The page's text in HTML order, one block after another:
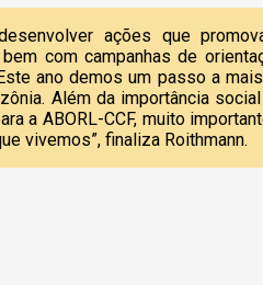
ações que
com campanhas de
ano demos um passo a
Além da importância
a ABORL-CCF, muito
vivemos”, finaliza Roithmann.